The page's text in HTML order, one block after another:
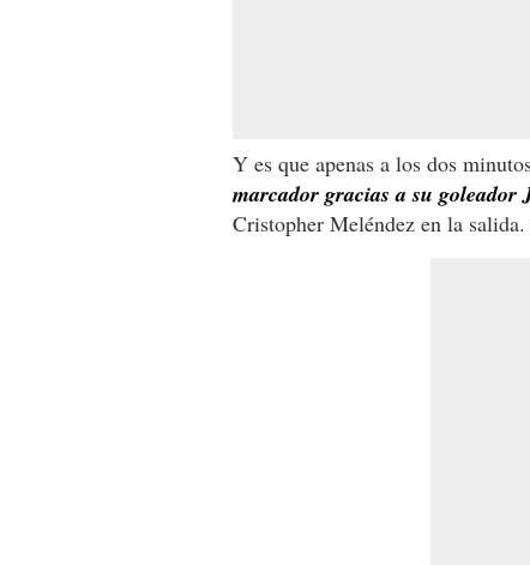
Y es que apenas a los dos
marcador gracias a su goleador
Cristopher Meléndez en la